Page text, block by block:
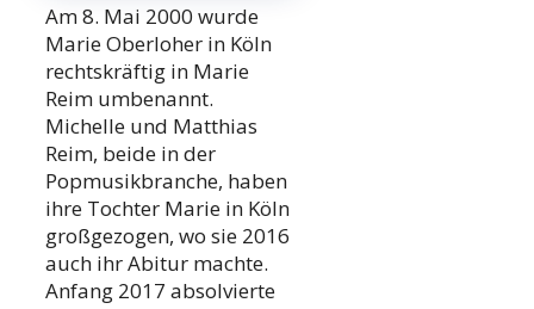
Am 8. Mai 2000 wurde
Marie Oberloher in Köln
rechtskräftig in Marie
Reim umbenannt.
Michelle und Matthias
Reim, beide in der
Popmusikbranche, haben
ihre Tochter Marie in Köln
großgezogen, wo sie 2016
auch ihr Abitur machte.
Anfang 2017 absolvierte